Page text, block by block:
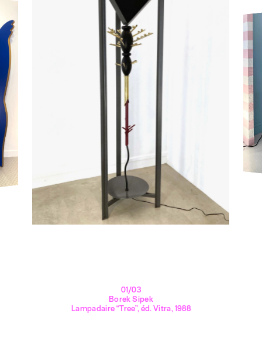
01/03
Borek Sipek
Lampadaire “Tree”, éd. Vitra, 1988